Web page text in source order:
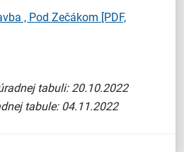
, Pod Zečákom [PDF,
tabuli: 20.10.2022
tabule: 04.11.2022